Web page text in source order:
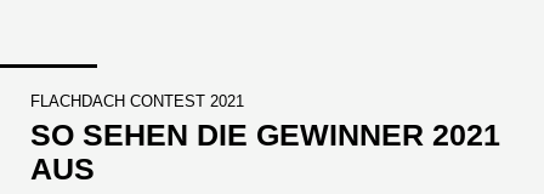
FLACHDACH CONTEST 2021
SO SEHEN DIE GEWINNER 2021
AUS